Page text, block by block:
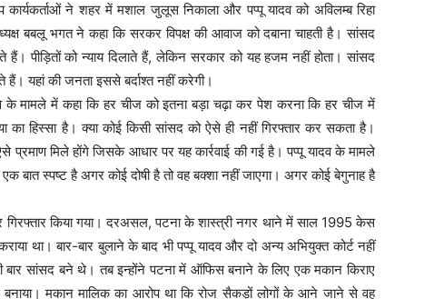
कार्यकर्ताओं ने शहर में मशाल जुलूस निकाला और पप्पू यादव को अविलम्ब रिहा
बबलू भगत ने कहा कि सरकर विपक्ष की आवाज को दबाना चाहती है। सांसद
पीड़ितों को न्याय दिलाते हैं, लेकिन सरकार को यह हजम नहीं होता। सांसद
हैं। यहां की जनता इससे बर्दाश्त नहीं करेगी।
के मामले में कहा कि हर चीज को इतना बड़ा चढ़ा कर पेश करना कि हर चीज में
का हिस्सा है। क्या कोई किसी सांसद को ऐसे ही नहीं गिरफ्तार कर सकता है।
मिले होंगे जिसके आधार पर यह कार्रवाई की गई है। पप्पू यादव के मामले
बात स्पष्ट है अगर कोई दोषी है तो वह बक्शा नहीं जाएगा। अगर कोई बेगुनाह है
किया गया। दरअसल, पटना के शास्त्री नगर थाने में साल 1995 केस
था। बार-बार बुलाने के बाद भी पप्पू यादव और दो अन्य अभियुक्त कोर्ट नहीं
सांसद बने थे। तब इन्होंने पटना में ऑफिस बनाने के लिए एक मकान किराए
मकान मालिक का आरोप था कि रोज सैकड़ों लोगों के आने जाने से वह